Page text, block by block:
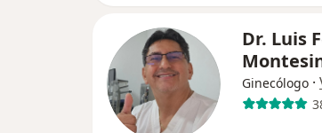
Dr. Luis
Ginecólogo ·